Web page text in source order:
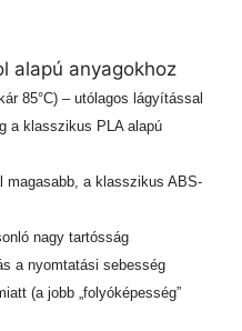
alapú anyagokhoz
85°C) – utólagos lágyítással
a klasszikus PLA alapú
magasabb, a klasszikus ABS-
nagy tartósság
a nyomtatási sebesség
(a jobb „folyóképesség”